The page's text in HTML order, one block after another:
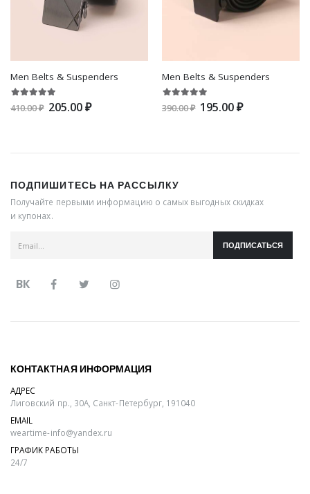
Men Belts & Suspenders
410.00 ₽ 205.00 ₽
Men Belts & Suspenders
390.00 ₽ 195.00 ₽
ПОДПИШИТЕСЬ НА РАССЫЛКУ
Получайте первыми информацию о самых выгодных скидках
и купонах.
ПОДПИСАТЬСЯ
ВК
КОНТАКТНАЯ ИНФОРМАЦИЯ
АДРЕС
Лиговский пр., 30А, Санкт-Петербург, 191040
EMAIL
weartime-info@yandex.ru
ГРАФИК РАБОТЫ
24/7